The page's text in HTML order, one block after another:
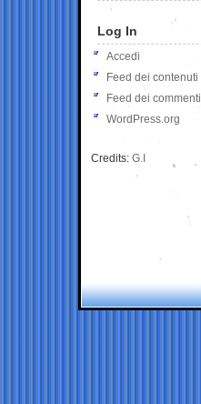
Log In
Accedi
Feed dei contenuti
Feed dei commenti
WordPress.org
Credits: G.I